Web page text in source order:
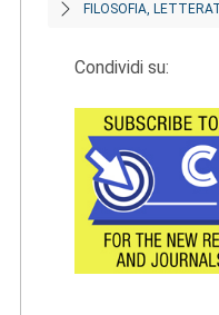
FILOSOFIA,
Condividi su: